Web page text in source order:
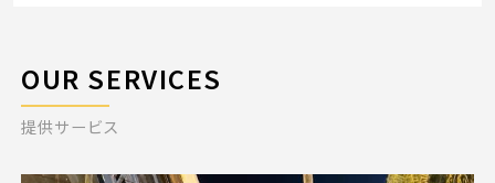
OUR SERVICES
提供サービス
INFORMATION